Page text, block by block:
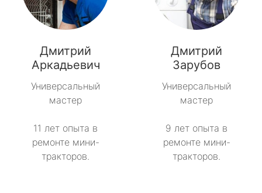
Дмитрий
Аркадьевич
Универсальный
мастер
11 лет опыта в
ремонте мини-
тракторов.
Дмитрий
Зарубов
Универсальный
мастер
9 лет опыта в
ремонте мини-
тракторов.